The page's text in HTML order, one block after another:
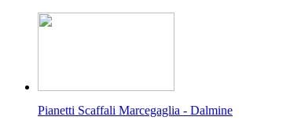
Pianetti Scaffali Marcegaglia - Dalmine